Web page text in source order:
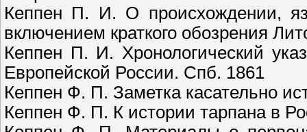
Кеппен П. И. О происхождении,
включением краткого обозрения
Кеппен П. И. Хронологический
Европейской России. Спб. 1861
Кеппен Ф. П. Заметка касательно
Кеппен Ф. П. К истории тарпана в